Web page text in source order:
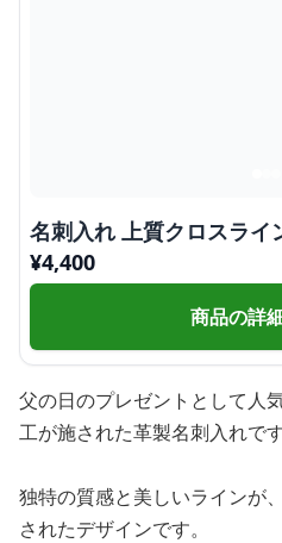
名刺入れ 上質クロスライ
¥4,400
商品の詳
父の日のプレゼントとして人
工が施された革製名刺入れです
独特の質感と美しいラインが
されたデザインです。